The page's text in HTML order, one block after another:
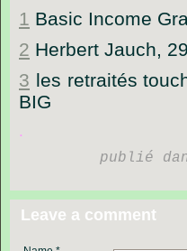
1 Basic Income
2 Herbert Jauch,
3 les retraités
BIG
.
publié
Leave a comment